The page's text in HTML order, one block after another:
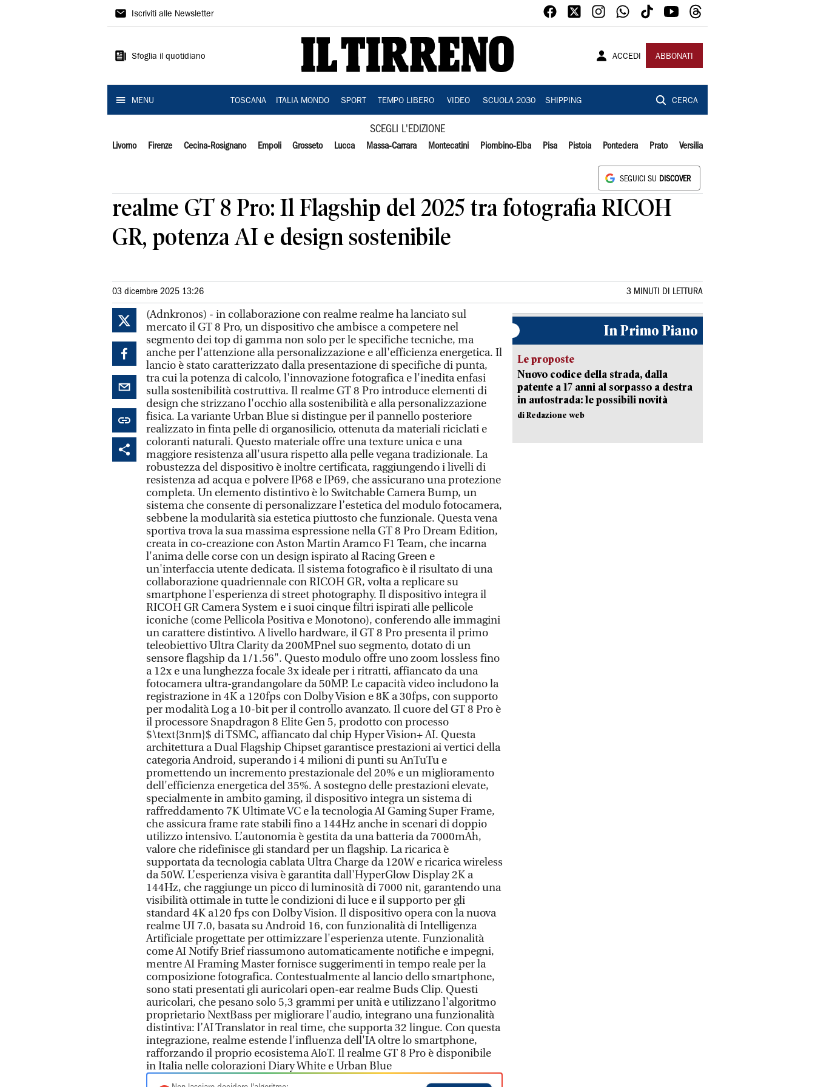
Il
Iscriviti alle Newsletter
Sfoglia il quotidiano ACCEDI ABBONATI
MENU TOSCANA ITALIA MONDO SPORT TEMPO LIBERO VIDEO SCUOLA 2030 SHIPPING CERCA
SCEGLI L'EDIZIONE
Livorno Firenze Cecina-Rosignano Empoli Grosseto Lucca Massa-Carrara Montecatini Piombino-Elba Pisa Pistoia Pontedera Prato Versilia
SEGUICI SU DISCOVER
realme GT 8 Pro: Il Flagship del 2025 tra fotografia RICOH
GR, potenza AI e design sostenibile
03 dicembre 2025 13:26 3 MINUTI DI LETTURA
(Adnkronos) - in collaborazione con realme realme ha lanciato sul
mercato il GT 8 Pro, un dispositivo che ambisce a competere nel
segmento dei top di gamma non solo per le specifiche tecniche, ma
anche per l'attenzione alla personalizzazione e all'efficienza energetica. Il
lancio è stato caratterizzato dalla presentazione di specifiche di punta,
tra cui la potenza di calcolo, l'innovazione fotografica e l'inedita enfasi
sulla sostenibilità costruttiva. Il realme GT 8 Pro introduce elementi di
design che strizzano l'occhio alla sostenibilità e alla personalizzazione
fisica. La variante Urban Blue si distingue per il pannello posteriore
realizzato in finta pelle di organosilicio, ottenuta da materiali riciclati e
coloranti naturali. Questo materiale offre una texture unica e una
maggiore resistenza all'usura rispetto alla pelle vegana tradizionale. La
robustezza del dispositivo è inoltre certificata, raggiungendo i livelli di
resistenza ad acqua e polvere IP68 e IP69, che assicurano una protezione
completa. Un elemento distintivo è lo Switchable Camera Bump, un
sistema che consente di personalizzare l’estetica del modulo fotocamera,
sebbene la modularità sia estetica piuttosto che funzionale. Questa vena
sportiva trova la sua massima espressione nella GT 8 Pro Dream Edition,
creata in co-creazione con Aston Martin Aramco F1 Team, che incarna
l'anima delle corse con un design ispirato al Racing Green e
un'interfaccia utente dedicata. Il sistema fotografico è il risultato di una
collaborazione quadriennale con RICOH GR, volta a replicare su
smartphone l'esperienza di street photography. Il dispositivo integra il
RICOH GR Camera System e i suoi cinque filtri ispirati alle pellicole
iconiche (come Pellicola Positiva e Monotono), conferendo alle immagini
un carattere distintivo. A livello hardware, il GT 8 Pro presenta il primo
teleobiettivo Ultra Clarity da 200MPnel suo segmento, dotato di un
sensore flagship da 1/1.56". Questo modulo offre uno zoom lossless fino
a 12x e una lunghezza focale 3x ideale per i ritratti, affiancato da una
fotocamera ultra-grandangolare da 50MP. Le capacità video includono la
registrazione in 4K a 120fps con Dolby Vision e 8K a 30fps, con supporto
per modalità Log a 10-bit per il controllo avanzato. Il cuore del GT 8 Pro è
il processore Snapdragon 8 Elite Gen 5, prodotto con processo
$\text{3nm}$ di TSMC, affiancato dal chip Hyper Vision+ AI. Questa
architettura a Dual Flagship Chipset garantisce prestazioni ai vertici della
categoria Android, superando i 4 milioni di punti su AnTuTu e
promettendo un incremento prestazionale del 20% e un miglioramento
dell'efficienza energetica del 35%. A sostegno delle prestazioni elevate,
specialmente in ambito gaming, il dispositivo integra un sistema di
raffreddamento 7K Ultimate VC e la tecnologia AI Gaming Super Frame,
che assicura frame rate stabili fino a 144Hz anche in scenari di doppio
utilizzo intensivo. L’autonomia è gestita da una batteria da 7000mAh,
valore che ridefinisce gli standard per un flagship. La ricarica è
supportata da tecnologia cablata Ultra Charge da 120W e ricarica wireless
da 50W. L’esperienza visiva è garantita dall'HyperGlow Display 2K a
144Hz, che raggiunge un picco di luminosità di 7000 nit, garantendo una
visibilità ottimale in tutte le condizioni di luce e il supporto per gli
standard 4K a120 fps con Dolby Vision. Il dispositivo opera con la nuova
realme UI 7.0, basata su Android 16, con funzionalità di Intelligenza
Artificiale progettate per ottimizzare l'esperienza utente. Funzionalità
come AI Notify Brief riassumono automaticamente notifiche e impegni,
mentre AI Framing Master fornisce suggerimenti in tempo reale per la
composizione fotografica. Contestualmente al lancio dello smartphone,
sono stati presentati gli auricolari open-ear realme Buds Clip. Questi
auricolari, che pesano solo 5,3 grammi per unità e utilizzano l'algoritmo
proprietario NextBass per migliorare l'audio, integrano una funzionalità
distintiva: l’AI Translator in real time, che supporta 32 lingue. Con questa
integrazione, realme estende l'influenza dell'IA oltre lo smartphone,
rafforzando il proprio ecosistema AIoT. Il realme GT 8 Pro è disponibile
in Italia nelle colorazioni Diary White e Urban Blue
In Primo Piano
Le proposte
Nuovo codice della strada, dalla
patente a 17 anni al sorpasso a destra
in autostrada: le possibili novità
di Redazione web